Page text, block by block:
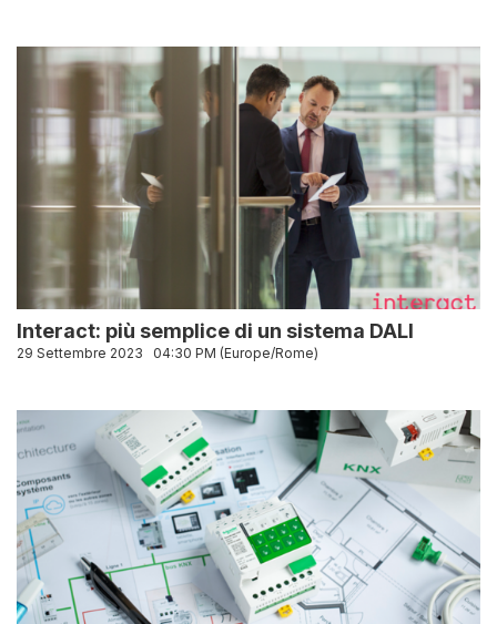
Interact: più semplice di un sistema DALI
29 Settembre 2023 04:30 PM (Europe/Rome)